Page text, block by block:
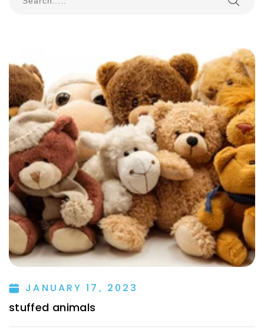
JANUARY 17, 2023
stuffed animals